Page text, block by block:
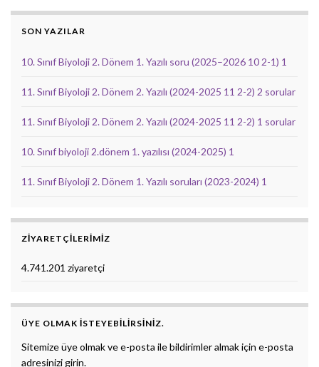
SON YAZILAR
10. Sınıf Biyoloji 2. Dönem 1. Yazılı soru (2025–2026 10 2-1) 1
11. Sınıf Biyoloji 2. Dönem 2. Yazılı (2024-2025 11 2-2) 2 sorular
11. Sınıf Biyoloji 2. Dönem 2. Yazılı (2024-2025 11 2-2) 1 sorular
10. Sınıf biyoloji 2.dönem 1. yazılısı (2024-2025) 1
11. Sınıf Biyoloji 2. Dönem 1. Yazılı soruları (2023-2024) 1
ZIYARETÇILERIMIZ
4.741.201 ziyaretçi
ÜYE OLMAK ISTEYEBILIRSINIZ.
Sitemize üye olmak ve e-posta ile bildirimler almak için e-posta
adresinizi girin.